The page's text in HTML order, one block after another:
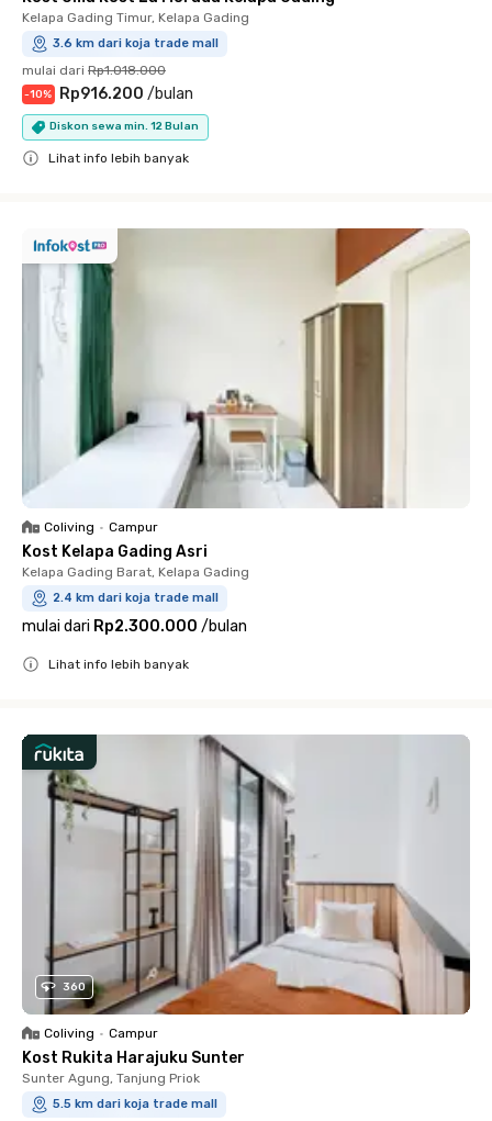
Kelapa Gading Timur, Kelapa Gading
3.6 km dari koja trade mall
mulai dari Rp1.018.000
-10% Rp916.200 /bulan
Diskon sewa min. 12 Bulan
Lihat info lebih banyak
Coliving • Campur
Kost Kelapa Gading Asri
Kelapa Gading Barat, Kelapa Gading
2.4 km dari koja trade mall
mulai dari Rp2.300.000 /bulan
Lihat info lebih banyak
360
Coliving • Campur
Kost Rukita Harajuku Sunter
Sunter Agung, Tanjung Priok
5.5 km dari koja trade mall